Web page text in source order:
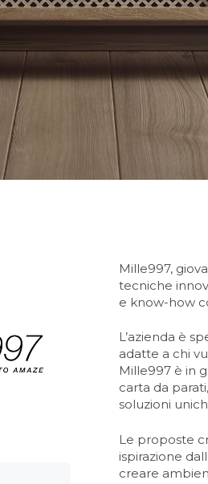
Mille997,
tecniche
e know-how
L’azienda è
adatte a chi
Mille997 è in
carta da
soluzioni
Le proposte
ispirazione
creare